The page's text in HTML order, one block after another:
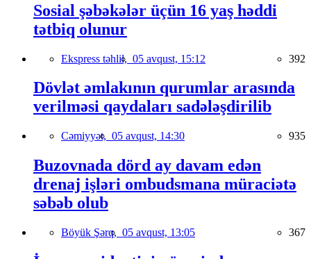
Sosial şəbəkələr üçün 16 yaş həddi
tətbiq olunur
Ekspress təhlil, 05 avqust, 15:12 392
Dövlət əmlakının qurumlar arasında
verilməsi qaydaları sadələşdirilib
Cəmiyyət, 05 avqust, 14:30 935
Buzovnada dörd ay davam edən
drenaj işləri ombudsmana müraciətə
səbəb olub
Böyük Şərq, 05 avqust, 13:05 367